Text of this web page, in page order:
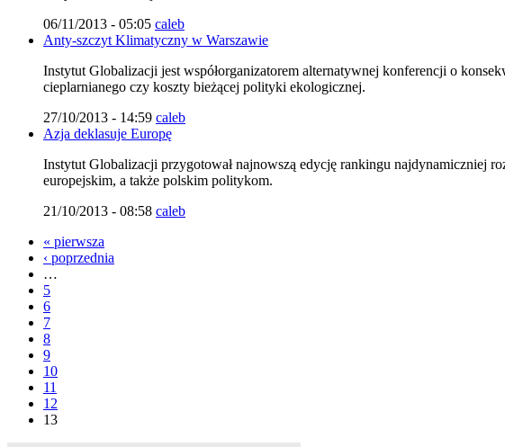
06/11/2013 - 05:05 caleb
Anty-szczyt Klimatyczny w Warszawie
Instytut Globalizacji jest współorganizatorem alternatywnej konferencji o
cieplarnianego czy koszty bieżącej polityki ekologicznej.
27/10/2013 - 14:59 caleb
Azja deklasuje Europę
Instytut Globalizacji przygotował najnowszą edycję rankingu najdynamiczniej
europejskim, a także polskim politykom.
21/10/2013 - 08:58 caleb
« pierwsza
‹ poprzednia
…
5
6
7
8
9
10
11
12
13